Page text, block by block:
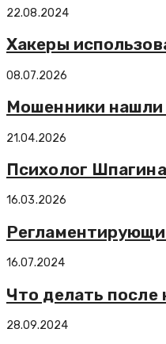
22.08.2024
Хакеры
08.07.2026
Мошенники нашли
21.04.2026
Психолог
16.03.2026
16.07.2024
Что делать после
28.09.2024